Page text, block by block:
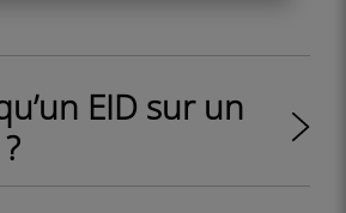
EID sur un